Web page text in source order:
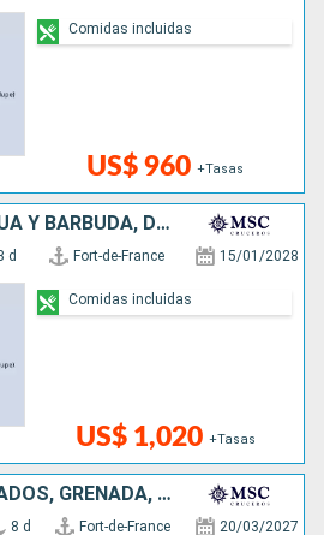
US$ 960 +Tasas
Comidas incluidas
SAN MARTÍN, ANTIGUA Y BARBUDA, DOMINICA
d Fort-de-France 15/01/2028
US$ 1,020 +Tasas
Comidas incluidas
SANTA LUCIA, BARBADOS, GRENADA, SAN VINCENT Y LAS GRANADINAS
8 d Fort-de-France 20/03/2027